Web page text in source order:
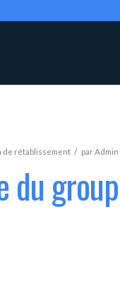
de rétablissement / parAdmin
du